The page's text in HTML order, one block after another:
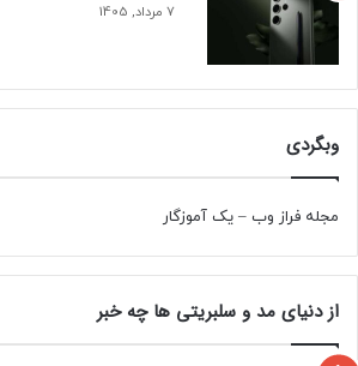
7 مرداد, 1405
وبگردی
مجله فراز وب – یک آموزگار
از دنیای مد و سلبریتی ها چه خبر